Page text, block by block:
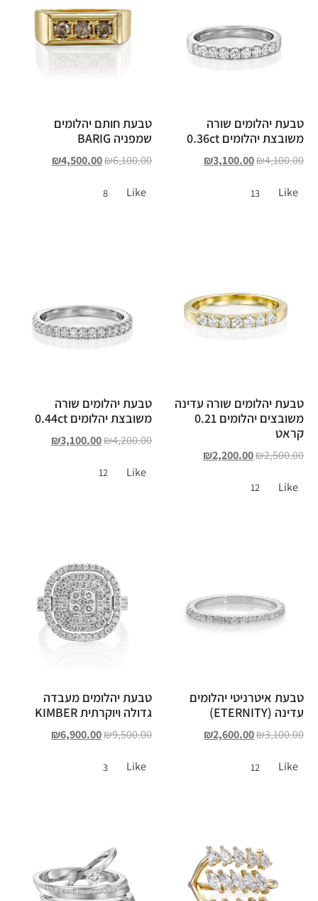
טבעת יהלומים שורה
משובצת יהלומים 0.36ct
₪4,100.00
₪3,100.00
Like
13
טבעת חותם יהלומים
שמפניה BARIG
₪6,100.00
₪4,500.00
Like
8
טבעת יהלומים שורה עדינה
משובצים יהלומים 0.21
קראט
₪2,500.00
₪2,200.00
Like
12
טבעת יהלומים שורה
משובצת יהלומים 0.44ct
₪4,200.00
₪3,100.00
Like
12
טבעת איטרניטי יהלומים
עדינה (ETERNITY)
₪3,100.00
₪2,600.00
Like
12
טבעת יהלומים מעבדה
גדולה ויוקרתית KIMBER
₪9,500.00
₪6,900.00
Like
3